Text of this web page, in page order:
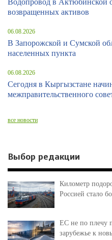
Водопровод в Актюбинской
возвращенных активов
06.08.2026
В Запорожской и Сумской
населенных пункта
06.08.2026
Сегодня в Кыргызстане
межправительственного
все новости
Выбор редакции
Километр
Россией стало
ЕС не по плечу
зарубежье к